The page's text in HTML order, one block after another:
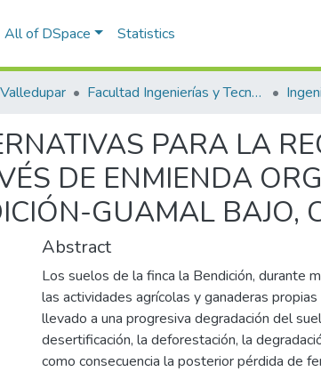
All of DSpace Statistics
Facultad Ingenierías y Tecnologías
PARA LA
DE ENMIENDA
GUAMAL BAJO,
Abstract
Los suelos de la finca la Bendición, durante
las actividades agrícolas y ganaderas
llevado a una progresiva degradación del
desertificación, la deforestación, la
como consecuencia la posterior pérdida de